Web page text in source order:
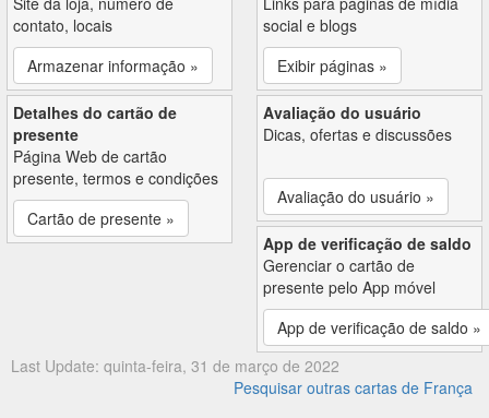
contato, locais
Armazenar informação »
social e blogs
Exibir páginas »
Detalhes do cartão de
presente
Página Web de cartão
presente, termos e condições
Cartão de presente »
Avaliação do usuário
Dicas, ofertas e discussões
Avaliação do usuário »
App de verificação de saldo
Gerenciar o cartão de
presente pelo App móvel
App de verificação de saldo »
Last Update: quinta-feira, 31 de março de 2022
Pesquisar outras cartas de França